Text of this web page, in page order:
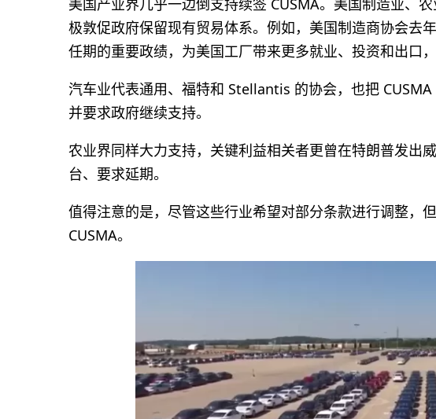
美国产业界几乎一边倒支持续签 CUSMA。美国制造业、
极敦促政府保留现有贸易体系。例如，美国制造商协会去
任期的重要政绩，为美国工厂带来更多就业、投资和出口，
汽车业代表通用、福特和 Stellantis 的协会，也把 CUSMA
并要求政府继续支持。
农业界同样大力支持，关键利益相关者更曾在特朗普发出
台、要求延期。
值得注意的是，尽管这些行业希望对部分条款进行调整，
CUSMA。